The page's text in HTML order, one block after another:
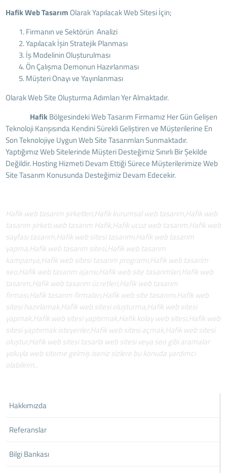
Hafik Web Tasarım Olarak Yapılacak Web Sitesi İçin;
Firmanın ve Sektörün Analizi
Yapılacak İşin Stratejik Planması
İş Modelinin Oluşturulması
Ön Çalışma Demonun Hazırlanması
Müşteri Onayı ve Yayınlanması
Olarak Web Site Oluşturma Adımları Yer Almaktadır.
HafikBölgesindeki Web Tasarım Firmamız Her Gün Gelişen
Teknoloji Karışısında Kendini Sürekli Geliştiren ve Müşterilerine En
Son Teknolojiye Uygun Web Site Tasarımları Sunmaktadır.
Yaptığımız Web Sitelerinde Müşteri Desteğimiz Sınırlı Bir Şekilde
Değildir. Hosting Hizmeti Devam Ettiği Sürece Müşterilerimize Web
Site Tasarım Konusunda Desteğimiz Devam Edecekir.
Hafik web tasarım şirketleri,Hafik kurumsal web tasarım,Hafik web
tasarım şirketi,web tasarım Hafik,Hafik ucuz web tasarım,Hafik web
sayfası tasarım,Hafik web sitesi tasarımı,Hafik web tasarım
yapma,Hafik web tasarım sitesi,Hafik web tasarım
kampanya,Hafik web sitesi tasarım programı,Hafik web tasarim
seo,Hafik web tasarım ajansı,Hafik web site tasarimlari,Hafik web
tasarım,Hafik web tasarım ücretleri,Hafik web tasarım
firması,Hafik tasarım firmaları,Hafik web site tasarımı,Hafik web
sitesi hazırlamak,Hafik web sitesi oluşturma,Hafik web sitesi
yapmak,Hafik web sitesi yaptırmak,Hafik kolay web sitesi,Hafik web
sitesi yaptırmak isteyenler,Hafik web sitesi açmak,Hafik web sitesi
oluştur,Hafik web sitesi tasarla web sitesi veya seo gibi aramalar
yoluyla web siteme gelmiş iseniz sizlere bu konuda yardımcı
olabilirim..
Hakkımızda
Referanslar
Bilgi Bankası